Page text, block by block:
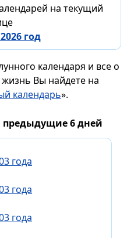
на текущий
год
календаря и все о
Вы найдете на
календарь».
6 дней
года
года
года